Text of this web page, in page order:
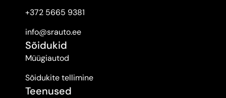
+372 5665 9381
info@srauto.ee
Sõidukid
Müügiautod
Sõidukite tellimine
Teenused